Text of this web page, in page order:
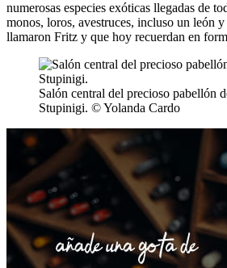
numerosas especies exóticas llegadas de
monos, loros, avestruces, incluso un león
llamaron Fritz y que hoy recuerdan en
Salón central del precioso pabellón
Stupinigi. © Yolanda Cardo